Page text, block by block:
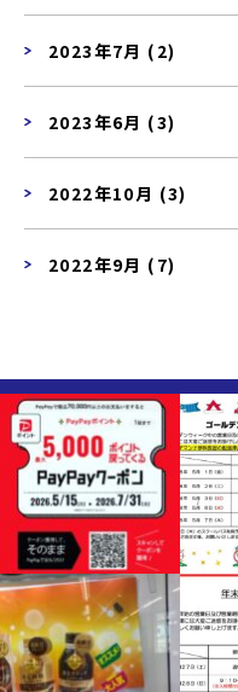
2023年7月 (2)
2023年6月 (3)
2022年10月 (3)
2022年9月 (7)